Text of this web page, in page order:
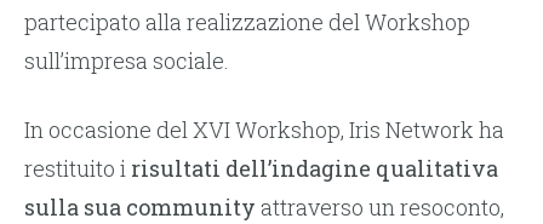
partecipato alla realizzazione del Workshop
sull’impresa sociale.
In occasione del XVI Workshop, Iris Network ha
restituito i risultati dell’indagine qualitativa
sulla sua community attraverso un resoconto,